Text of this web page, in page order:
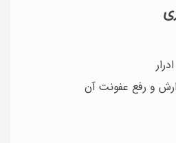
و رفع عفونت آن